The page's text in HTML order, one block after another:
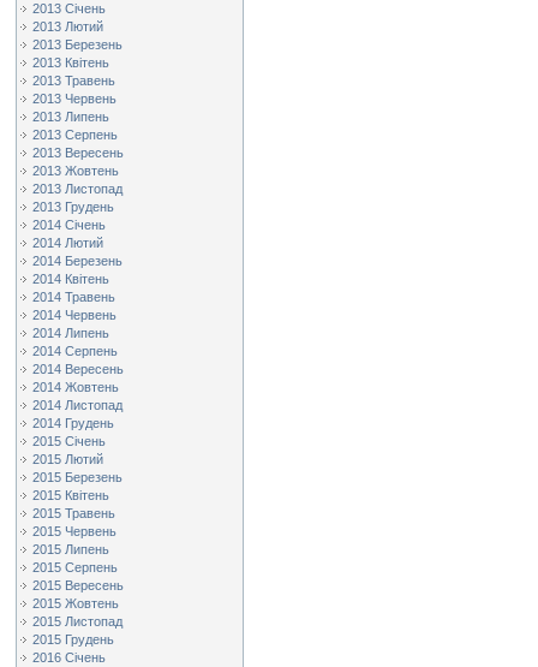
2013 Січень
2013 Лютий
2013 Березень
2013 Квітень
2013 Травень
2013 Червень
2013 Липень
2013 Серпень
2013 Вересень
2013 Жовтень
2013 Листопад
2013 Грудень
2014 Січень
2014 Лютий
2014 Березень
2014 Квітень
2014 Травень
2014 Червень
2014 Липень
2014 Серпень
2014 Вересень
2014 Жовтень
2014 Листопад
2014 Грудень
2015 Січень
2015 Лютий
2015 Березень
2015 Квітень
2015 Травень
2015 Червень
2015 Липень
2015 Серпень
2015 Вересень
2015 Жовтень
2015 Листопад
2015 Грудень
2016 Січень